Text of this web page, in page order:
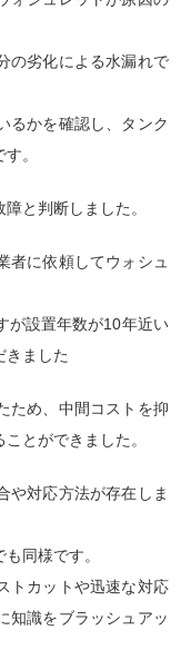
の劣化による水漏れで
るかを確認し、タンク
。
と判断しました。
者に依頼してウォシュ
が設置年数が10年近い
きました
ため、中間コストを抑
とができました。
や対応方法が存在しま
同様です。
トカットや迅速な対応
知識をブラッシュアッ